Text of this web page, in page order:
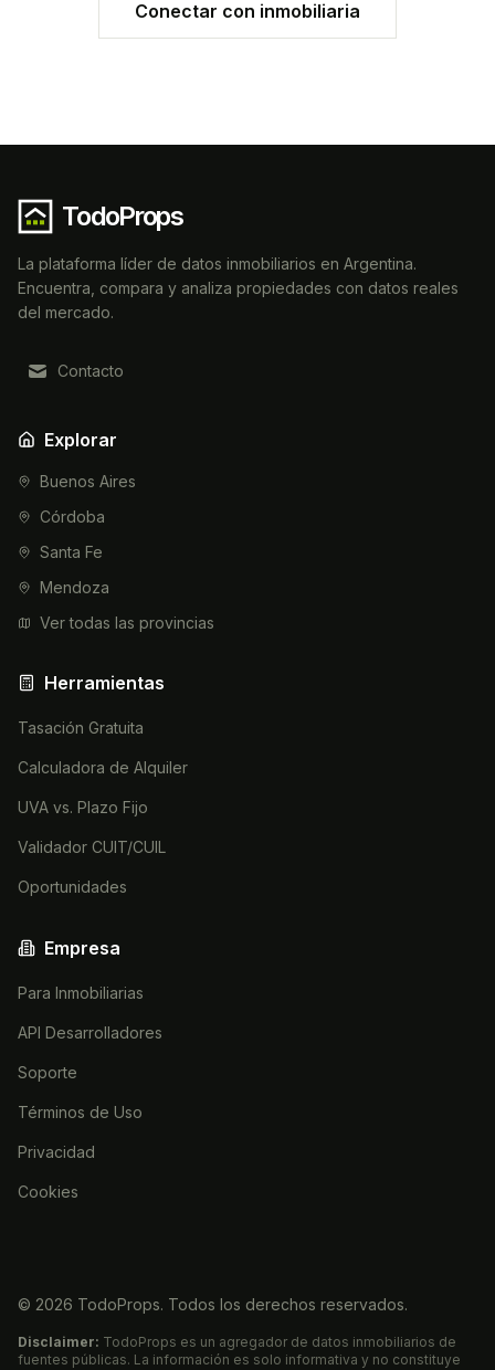
Conectar con inmobiliaria
TodoProps
La plataforma líder de datos inmobiliarios en Argentina.
Encuentra, compara y analiza propiedades con datos reales
del mercado.
Contacto
Explorar
Buenos Aires
Córdoba
Santa Fe
Mendoza
Ver todas las provincias
Herramientas
Tasación Gratuita
Calculadora de Alquiler
UVA vs. Plazo Fijo
Validador CUIT/CUIL
Oportunidades
Empresa
Para Inmobiliarias
API Desarrolladores
Soporte
Términos de Uso
Privacidad
Cookies
© 2026 TodoProps. Todos los derechos reservados.
Disclaimer: TodoProps es un agregador de datos inmobiliarios de
fuentes públicas. La información es solo informativa y no constituye